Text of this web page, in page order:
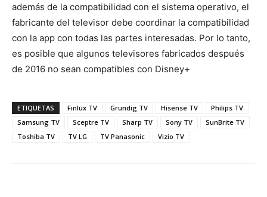
además de la compatibilidad con el sistema operativo, el
fabricante del televisor debe coordinar la compatibilidad
con la app con todas las partes interesadas. Por lo tanto,
es posible que algunos televisores fabricados después
de 2016 no sean compatibles con Disney+
ETIQUETAS Finlux TV Grundig TV Hisense TV
Philips TV
Samsung TV
Sceptre TV Sharp TV Sony TV
SunBrite TV
Toshiba TV
TV LG TV Panasonic Vizio TV